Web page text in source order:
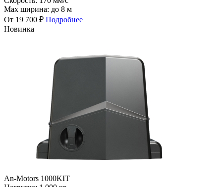
Max ширина: до 8 м
От 19 700 ₽ Подробнее
Новинка
An-Motors 1000KIT